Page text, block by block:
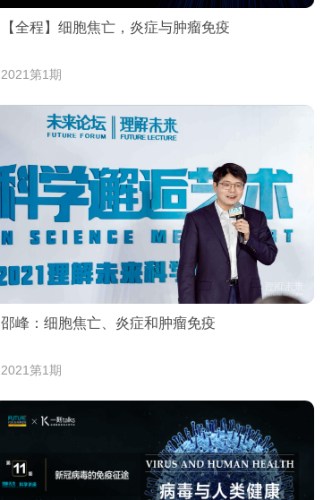
【全程】细胞焦亡，炎症与肿瘤免疫
2021第1期
邵峰：细胞焦亡、炎症和肿瘤免疫
2021第1期